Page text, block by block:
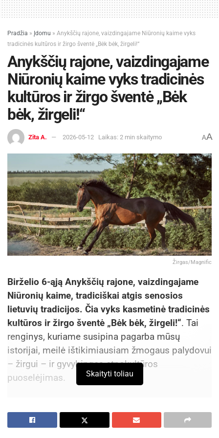
Pradžia » Įdomu » Anykščių rajone, vaizdingajame Niūronių kaime vyks
tradicinės kultūros ir žirgo šventė „Bėk bėk, žirgeli!“
Anykščių rajone, vaizdingajame
Niūronių kaime vyks tradicinės
kultūros ir žirgo šventė „Bėk
bėk, žirgeli!“
Zita A. 2026-05-12 Laikas: 2 min skaitymo AA
Žirgas/Magnific
Birželio 6-ąją Anykščių rajone, vaizdingajame
Niūronių kaime, tradiciškai atgis senosios
lietuvių tradicijos. Čia vyks kasmetinė tradicinės
kultūros ir žirgo šventė „Bėk bėk, žirgeli!“. Tai
renginys, kuriame susipina pagarba mūsų
istorijai, meilė ištikimiausiam žmogaus palydovui
– žirgui – ir gyvybingas etnokultūros
puoselėjimas.
Šventė, rengiama Arklio muziejaus apylinkėse,
Skaityti toliau